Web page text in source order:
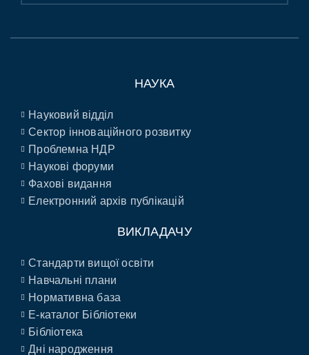
НАУКА
Науковий відділ
Сектор інноваційного розвитку
Проблемна НДР
Наукові форуми
Фахові видання
Електронний архів публікацій
ВИКЛАДАЧУ
Стандарти вищої освіти
Навчальні плани
Нормативна база
E-каталог Бібліотеки
Бібліотека
Дні народження